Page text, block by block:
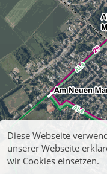
Diese Webseite
unserer Webseite
wir Cookies einsetzen.